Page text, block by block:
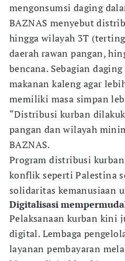
mengonsumsi daging
BAZNAS menyebut
hingga wilayah 3T
daerah rawan pangan,
bencana. Sebagian
makanan kaleng agar
memiliki masa simpan
“Distribusi kurban
pangan dan wilayah
BAZNAS.
Program distribusi
konflik seperti Palestina
solidaritas kemanusiaan
Digitalisasi
Pelaksanaan kurban kini
digital. Lembaga
layanan pembayaran